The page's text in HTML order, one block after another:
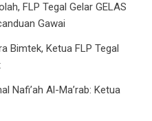
FLP Tegal Gelar GELAS
Gawai
Bimtek, Ketua FLP Tegal
Nafi’ah Al-Ma’rab: Ketua